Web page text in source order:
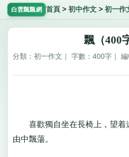
白雲飄飄網 首頁 > 初中作文> 初一作
飄（400
分類：初一作文｜ 字數：400字｜
喜歡獨自坐在長椅上，望着
由中飄蕩。